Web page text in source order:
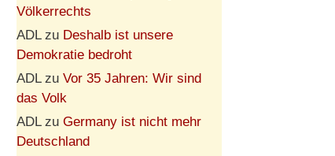
Völkerrechts
ADLzu Deshalb ist unsere
Demokratie bedroht
ADLzu Vor 35 Jahren: Wir sind
das Volk
ADLzu Germany ist nicht mehr
Deutschland